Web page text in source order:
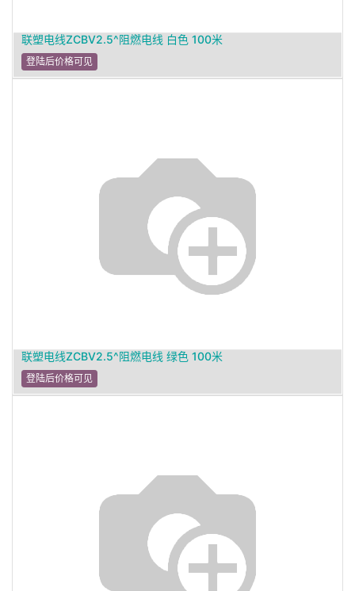
联塑电线ZCBV2.5^阻燃电线 白色 100米
登陆后价格可见
联塑电线ZCBV2.5^阻燃电线 绿色 100米
登陆后价格可见